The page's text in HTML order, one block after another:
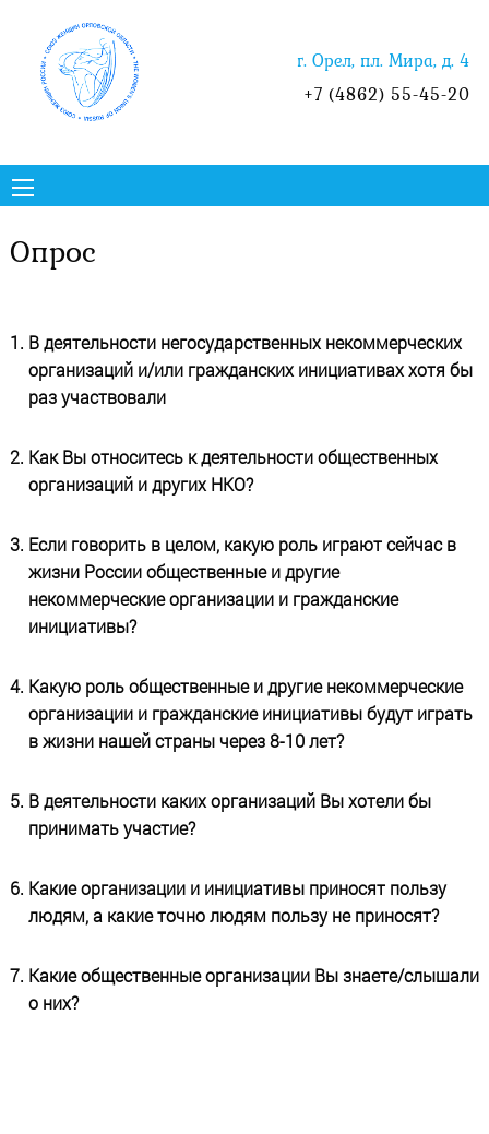
г. Орел, пл. Мира, д. 4
+7 (4862) 55-45-20
Опрос
В деятельности негосударственных некоммерческих
организаций и/или гражданских инициативах хотя бы
раз участвовали
Как Вы относитесь к деятельности общественных
организаций и других НКО?
Если говорить в целом, какую роль играют сейчас в
жизни России общественные и другие
некоммерческие организации и гражданские
инициативы?
Какую роль общественные и другие некоммерческие
организации и гражданские инициативы будут играть
в жизни нашей страны через 8-10 лет?
В деятельности каких организаций Вы хотели бы
принимать участие?
Какие организации и инициативы приносят пользу
людям, а какие точно людям пользу не приносят?
Какие общественные организации Вы знаете/слышали
о них?